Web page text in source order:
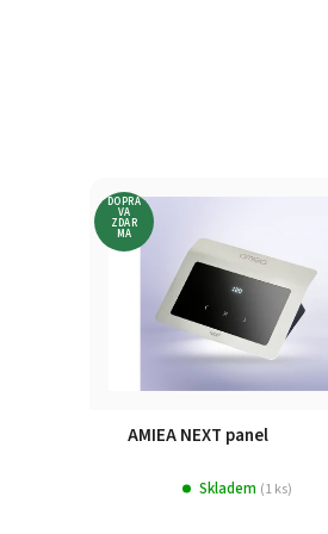
DOPRA
VA
ZDAR
MA
AMIEA NEXT panel
Skladem (1 ks)